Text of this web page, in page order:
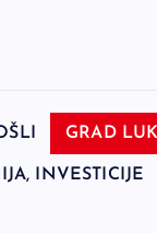
GRAD
INVESTICIJE